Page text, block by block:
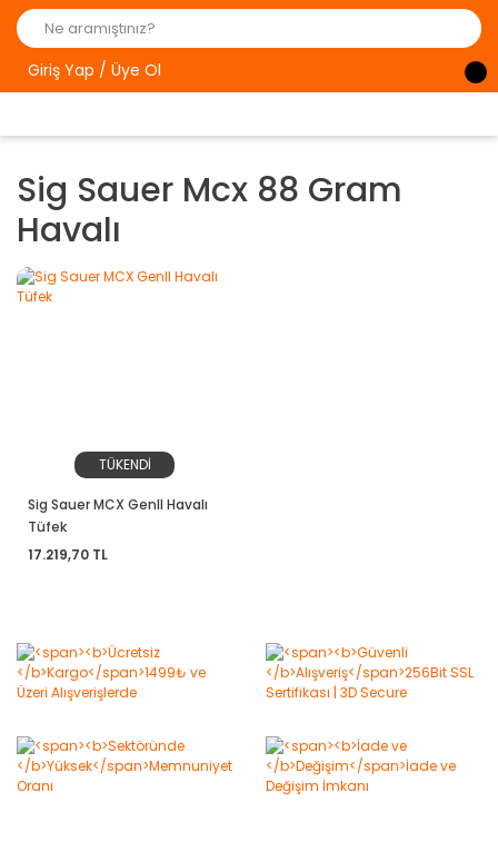
Giriş Yap / Üye Ol
Sig Sauer Mcx 88 Gram
Havalı
TÜKENDİ
Sig Sauer MCX GenII Havalı
Tüfek
17.219,70 TL